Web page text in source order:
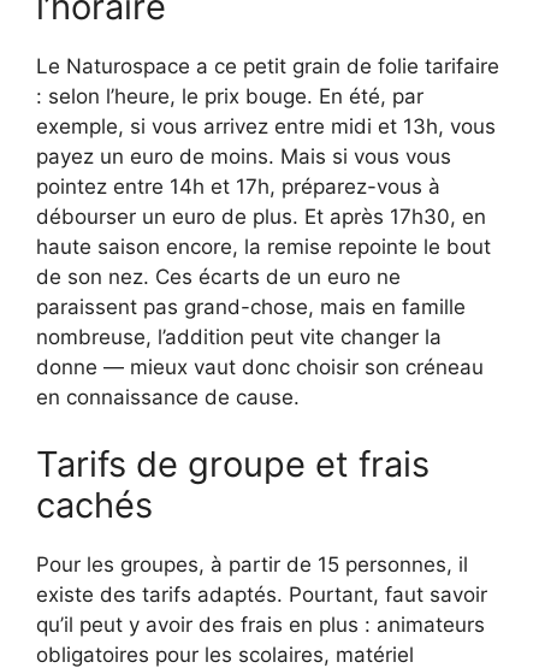
Le Naturospace a ce petit grain de folie tarifaire
: selon l’heure, le prix bouge. En été, par
exemple, si vous arrivez entre midi et 13h, vous
payez un euro de moins. Mais si vous vous
pointez entre 14h et 17h, préparez-vous à
débourser un euro de plus. Et après 17h30, en
haute saison encore, la remise repointe le bout
de son nez. Ces écarts de un euro ne
paraissent pas grand-chose, mais en famille
nombreuse, l’addition peut vite changer la
donne — mieux vaut donc choisir son créneau
en connaissance de cause.
Tarifs de groupe et frais
cachés
Pour les groupes, à partir de 15 personnes, il
existe des tarifs adaptés. Pourtant, faut savoir
qu’il peut y avoir des frais en plus : animateurs
obligatoires pour les scolaires, matériel